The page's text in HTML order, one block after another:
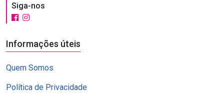
Siga-nos
Informações úteis
Quem Somos
Política de Privacidade